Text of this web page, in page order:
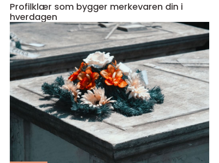
Profilklær som bygger merkevaren din i
hverdagen